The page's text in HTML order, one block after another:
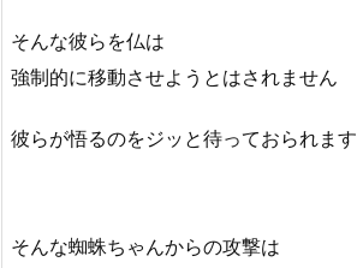
そんな彼らを仏は
強制的に移動させようとはされません
彼らが悟るのをジッと待っておられます
そんな蜘蛛ちゃんからの攻撃は